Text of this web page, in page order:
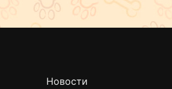
Новости